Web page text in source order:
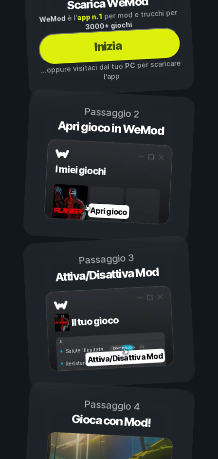
WeMod è l'app n. 1per mod e trucchi per
3000+ giochi
Inizia
...oppure visitaci dal tuoPC per scaricare
l'app
Passaggio 2
Apri gioco in WeMod
I miei giochi
Apri gioco
Passaggio 3
Attiva/Disattiva Mod
Il tuo gioco
Attivo
Disattivo
Salute illimitata
Resistenza illimitata
Attiva/Disattiva Mod
Passaggio 4
Gioca con Mod!